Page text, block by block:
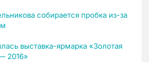
собирается пробка из-за
выставка-ярмарка «Золотая
2016»